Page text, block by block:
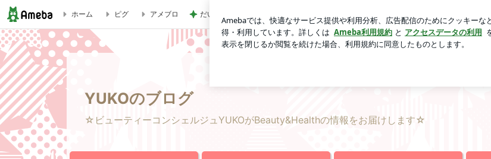
CLASSY.4月号に取り上げて頂きました | YUKOのブログ
ホーム ピグ アメブロ だいた 抱っこで味をしめた息子の顔
YUKOのブログ
☆ビューティーコンシェルジュYUKOがBeauty&Healthの情報をお届けします☆